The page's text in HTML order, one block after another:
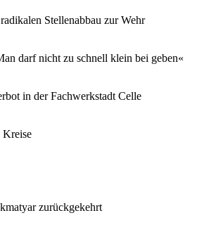
Stellenabbau zur Wehr
darf nicht zu schnell klein bei geben«
in der Fachwerkstadt Celle
zurückgekehrt